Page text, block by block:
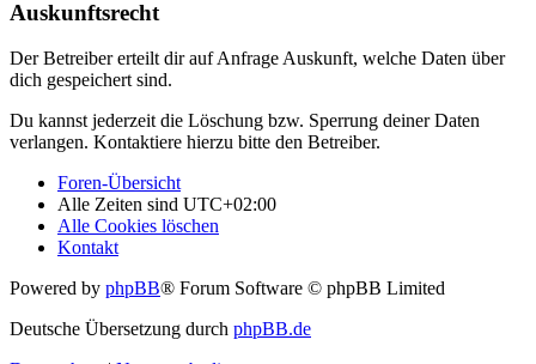
Auskunftsrecht
Der Betreiber erteilt dir auf Anfrage Auskunft, welche Daten über
dich gespeichert sind.
Du kannst jederzeit die Löschung bzw. Sperrung deiner Daten
verlangen. Kontaktiere hierzu bitte den Betreiber.
Foren-Übersicht
Alle Zeiten sind UTC+02:00
Alle Cookies löschen
Kontakt
Powered by phpBB® Forum Software © phpBB Limited
Deutsche Übersetzung durch phpBB.de